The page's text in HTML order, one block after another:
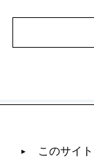
このサイ